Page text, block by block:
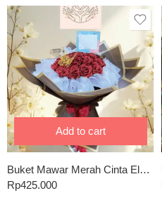
Add to cart
Buket Mawar Merah Cinta Elegan Hitam Emas
Rp425.000